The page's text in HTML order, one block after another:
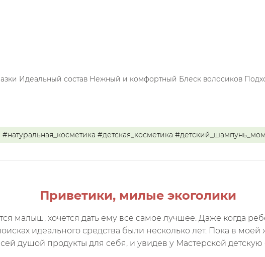
Идеальный состав Нежный и комфортный Блеск волосиков
#детская_косметика #детский_шампунь_мом
Приветики, милые экоголики
малыш, хочется дать ему все самое лучшее. Даже когда
идеального средства были несколько лет. Пока в
душой продукты для себя, и увидев у Мастерской